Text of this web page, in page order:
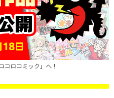
ロコミック」へ！